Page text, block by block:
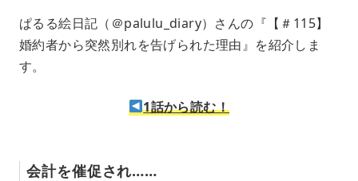
u
t
ぱるる絵日記（＠palulu_diary）さんの『【＃115】
婚約者から突然別れを告げられた理由』を紹介しま
す。
1話から読む！
会計を催促され……